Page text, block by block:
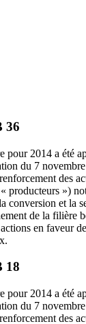
36
pour 2014 a été
du 7
des
producteurs »)
conversion et la
de la filière
en faveur
18
pour 2014 a été
du 7
des